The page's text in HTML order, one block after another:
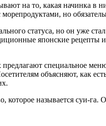
на то, какая начинка
но
статуса, но он уже
японские
предлагают специальное
объясняют, как
называется суи-га.